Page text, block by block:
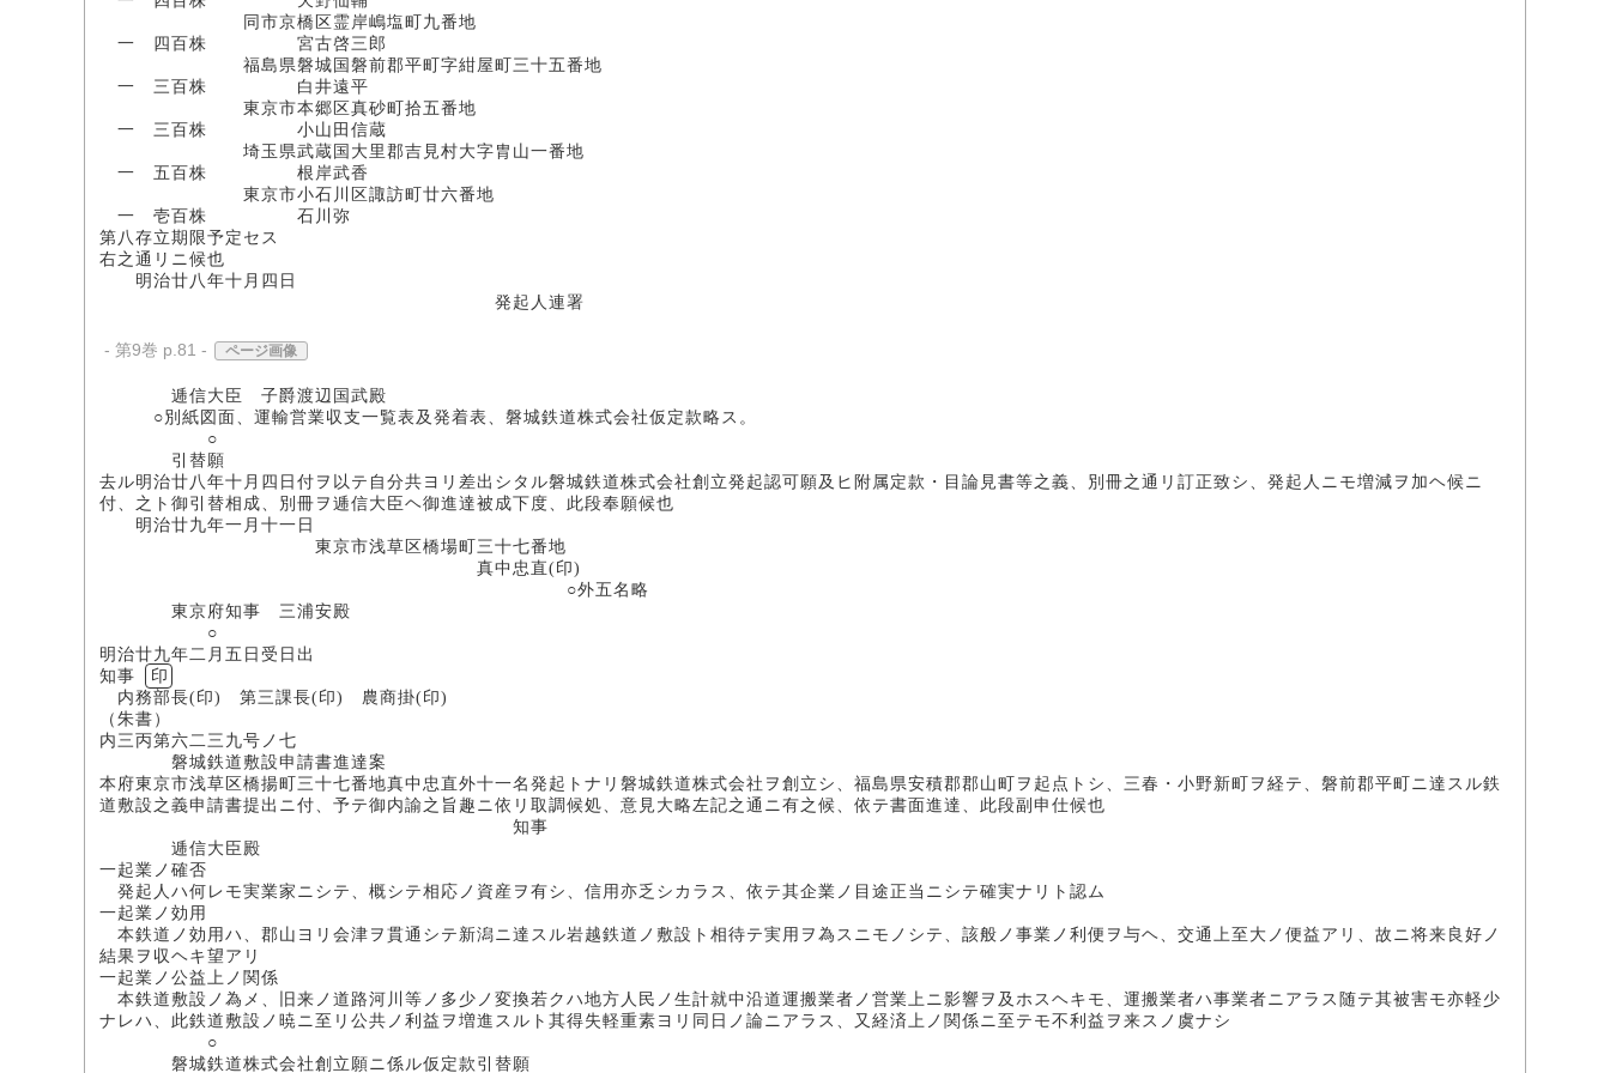
同市京橋区霊岸嶋塩町九番地
一 四百株 宮古啓三郎
福島県磐城国磐前郡平町字紺屋町三十五番地
一 三百株 白井遠平
東京市本郷区真砂町拾五番地
一 三百株 小山田信蔵
埼玉県武蔵国大里郡吉見村大字胄山一番地
一 五百株 根岸武香
東京市小石川区諏訪町廿六番地
一 壱百株 石川弥
第八存立期限予定セス
右之通リニ候也
明治廿八年十月四日
発起人連署
- 第9巻 p.81 - ページ画像
逓信大臣 子爵渡辺国武殿
○別紙図面、運輸営業収支一覧表及発着表、磐城鉄道株式会社仮定款略ス。
○
引替願
去ル明治廿八年十月四日付ヲ以テ自分共ヨリ差出シタル磐城鉄道株式会社創立発起認可願及ヒ附属定款・目論見書等之義、別冊之通リ訂正致シ、発起人ニモ増減ヲ加ヘ候ニ
付、之ト御引替相成、別冊ヲ逓信大臣ヘ御進達被成下度、此段奉願候也
明治廿九年一月十一日
東京市浅草区橋場町三十七番地
真中忠直(印)
○外五名略
東京府知事 三浦安殿
○
明治廿九年二月五日受日出
知事
印
内務部長(印) 第三課長(印) 農商掛(印)
（朱書）
内三丙第六二三九号ノ七
磐城鉄道敷設申請書進達案
本府東京市浅草区橋揚町三十七番地真中忠直外十一名発起トナリ磐城鉄道株式会社ヲ創立シ、福島県安積郡郡山町ヲ起点トシ、三春・小野新町ヲ経テ、磐前郡平町ニ達スル鉄
道敷設之義申請書提出ニ付、予テ御内諭之旨趣ニ依リ取調候処、意見大略左記之通ニ有之候、依テ書面進達、此段副申仕候也
知事
逓信大臣殿
一起業ノ確否
発起人ハ何レモ実業家ニシテ、概シテ相応ノ資産ヲ有シ、信用亦乏シカラス、依テ其企業ノ目途正当ニシテ確実ナリト認ム
一起業ノ効用
本鉄道ノ効用ハ、郡山ヨリ会津ヲ貫通シテ新潟ニ達スル岩越鉄道ノ敷設ト相待テ実用ヲ為スニモノシテ、該般ノ事業ノ利便ヲ与ヘ、交通上至大ノ便益アリ、故ニ将来良好ノ
結果ヲ収ヘキ望アリ
一起業ノ公益上ノ関係
本鉄道敷設ノ為メ、旧来ノ道路河川等ノ多少ノ変換若クハ地方人民ノ生計就中沿道運搬業者ノ営業上ニ影響ヲ及ホスヘキモ、運搬業者ハ事業者ニアラス随テ其被害モ亦軽少
ナレハ、此鉄道敷設ノ暁ニ至リ公共ノ利益ヲ増進スルト其得失軽重素ヨリ同日ノ論ニアラス、又経済上ノ関係ニ至テモ不利益ヲ来スノ虞ナシ
○
磐城鉄道株式会社創立願ニ係ル仮定款引替願